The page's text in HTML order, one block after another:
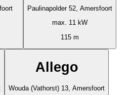
Paulinapolder 52, Amersfoort
max. 11 kW
115 m
Allego
Wouda (Vathorst) 13, Amersfoort